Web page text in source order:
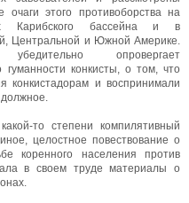
очаги этого противоборства на
Карибского бассейна и в
Центральной и Южной Америке.
опровергает
конкисты, о том, что
конкистадорам и воспринимали
то степени компилятивный
целостное повествование о
коренного населения против
в своем труде материалы о